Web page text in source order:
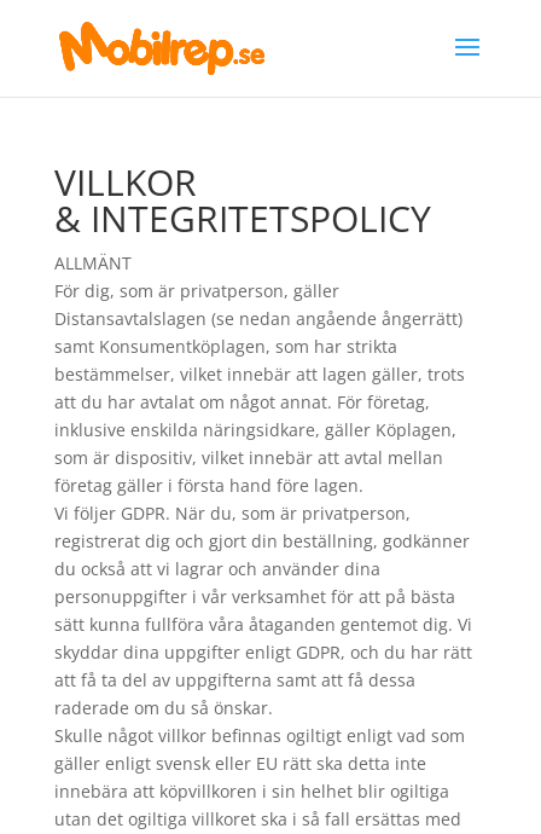
VILLKOR
& INTEGRITETSPOLICY
ALLMÄNT
För dig, som är privatperson, gäller
Distansavtalslagen (se nedan angående ångerrätt)
samt Konsumentköplagen, som har strikta
bestämmelser, vilket innebär att lagen gäller, trots
att du har avtalat om något annat. För företag,
inklusive enskilda näringsidkare, gäller Köplagen,
som är dispositiv, vilket innebär att avtal mellan
företag gäller i första hand före lagen.
Vi följer GDPR. När du, som är privatperson,
registrerat dig och gjort din beställning, godkänner
du också att vi lagrar och använder dina
personuppgifter i vår verksamhet för att på bästa
sätt kunna fullföra våra åtaganden gentemot dig. Vi
skyddar dina uppgifter enligt GDPR, och du har rätt
att få ta del av uppgifterna samt att få dessa
raderade om du så önskar.
Skulle något villkor befinnas ogiltigt enligt vad som
gäller enligt svensk eller EU rätt ska detta inte
innebära att köpvillkoren i sin helhet blir ogiltiga
utan det ogiltiga villkoret ska i så fall ersättas med